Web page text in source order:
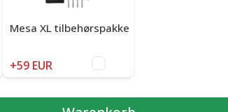
Mesa XL tilbehørspakke
+59 EUR